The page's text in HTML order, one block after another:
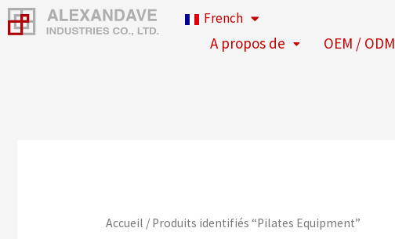
Aller
au
French
A propos de OEM / ODM
Accueil / Produits identifiés “Pilates Equipment”